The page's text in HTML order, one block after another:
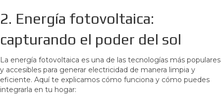
2. Energía fotovoltaica:
capturando el poder del sol
La energía fotovoltaica es una de las tecnologías más populares
y accesibles para generar electricidad de manera limpia y
eficiente. Aquí te explicamos cómo funciona y cómo puedes
integrarla en tu hogar: